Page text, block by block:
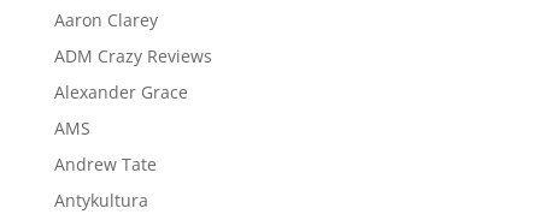
Aaron Clarey
ADM Crazy Reviews
Alexander Grace
AMS
Andrew Tate
Antykultura